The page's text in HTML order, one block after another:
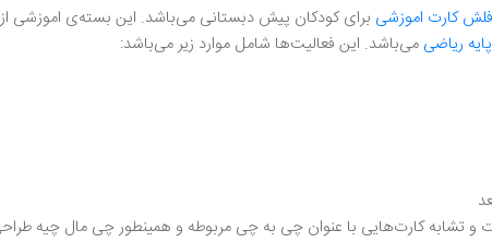
فلش کارت اموزشی
ریاضی می‌باشد. این فعالیت‌ها شامل موارد زیر می‌باشد:
تشابه کارت‌هایی با عنوان چی به چی مربوطه و همینطور چی مال چیه